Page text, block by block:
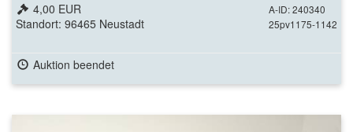
A-ID: 240340
25pv1175-1142
4,00 EUR
Standort: 96465 Neustadt
Auktion beendet